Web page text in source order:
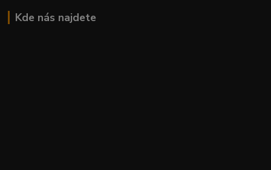
Kde nás najdete